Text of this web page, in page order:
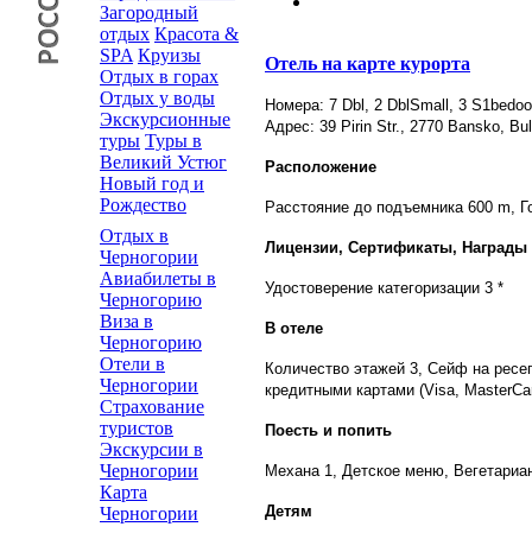
Загородный
отдых Красота &
SPA Круизы
Отдых в горах
Отдых у воды
Экскурсионные
туры Туры в
Великий Устюг
Новый год и
Рождество
Отдых в
Черногории
Авиабилеты в
Черногорию
Виза в
Черногорию
Отели в
Черногории
Страхование
туристов
Экскурсии в
Черногории
Карта
Черногории
Отель на карте курорта
Номера: 7 Dbl, 2 DblSmall, 3
Адрес: 39 Pirin Str., 2770 Bansko,
Расположение
Расстояние до подъемника 600 m,
Лицензии, Сертификаты, Награды
Удостоверение категоризации 3 *
В отеле
Количество этажей 3, Сейф на
кредитными картами (Visa,
Поесть и попить
Механа 1, Детское меню,
Детям